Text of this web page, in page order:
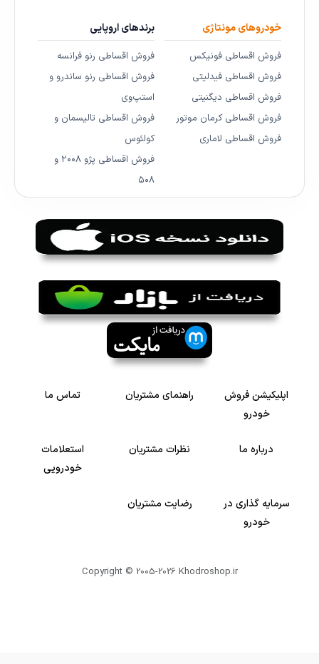
خودروهای مونتاژی
فروش اقساطی فونیکس
فروش اقساطی فیدلیتی
فروش اقساطی دیگنیتی
فروش اقساطی کرمان موتور
فروش اقساطی لاماری
برندهای اروپایی
فروش اقساطی رنو فرانسه
فروش اقساطی رنو ساندرو و
استپ‌وی
فروش اقساطی تالیسمان و
کولئوس
فروش اقساطی پژو ۲۰۰۸ و
۵۰۸
اپلیکیشن فروش
خودرو
راهنمای مشتریان تماس ما
درباره ما نظرات مشتریان
استعلامات
خودرویی
سرمایه گذاری در
خودرو
رضایت مشتریان
Copyright © 2005-2026 Khodroshop.ir